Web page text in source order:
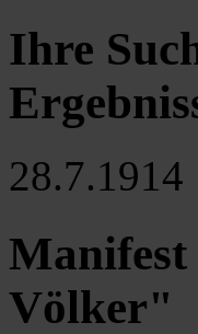
Ihre
28.7.1914
Völker"